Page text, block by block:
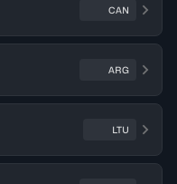
CAN
ARG
LTU